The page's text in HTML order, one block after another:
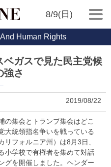
8/9(日)
Human Rights
ベガスで見た民主党候
強さ
2019/08/22
の集会とトランプ集会はどこ
大統領指名争いを戦っている
フォルニア州）は8月3日、
小学校で有権者を集めて対話
グを開催しました。ヘンダー